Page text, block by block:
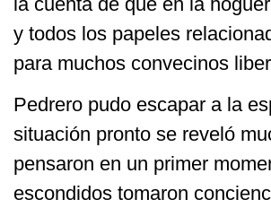
y todos los papeles
para muchos convecinos
Pedrero pudo escapar a la
situación pronto se reveló
pensaron en un primer
escondidos tomaron